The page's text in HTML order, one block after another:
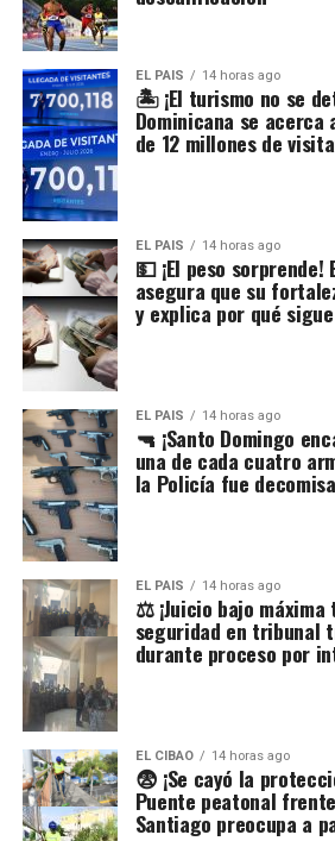
EL PAIS 14 horas ago
🏝️ ¡El turismo no se
Dominicana se
de 12 millones de
EL PAIS 14 horas ago
💵 ¡El peso
asegura que su
y explica por qué
EL PAIS 14 horas ago
🔫 ¡Santo Domingo
una de cada cuatro
la Policía fue
EL PAIS 14 horas ago
⚖️ ¡Juicio bajo
seguridad en tribunal
durante proceso por
EL CIBAO 14 horas ago
😨 ¡Se cayó la
Puente peatonal
Santiago preocupa a